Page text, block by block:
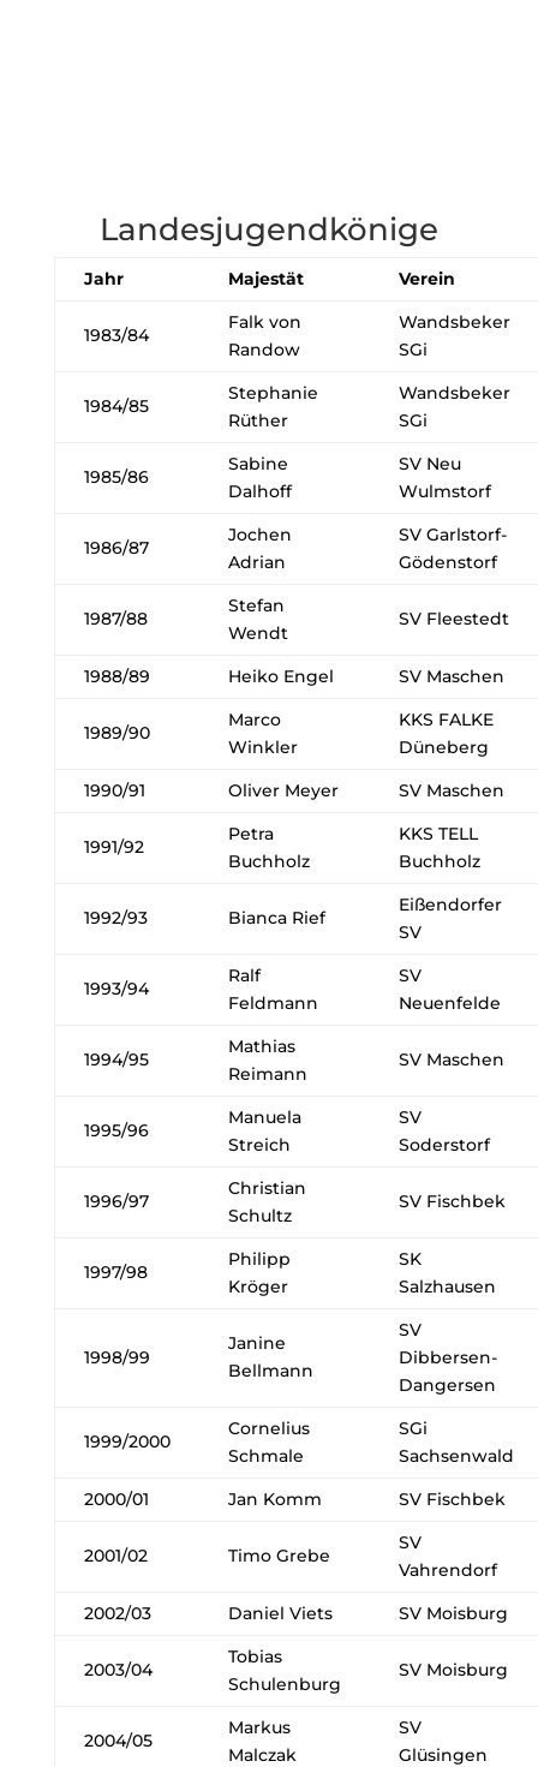
Landesjugendkönige
Jahr Majestät Verein
1983/84
Falk von
Randow
Wandsbeker
SGi
1984/85
Stephanie
Rüther
Wandsbeker
SGi
1985/86
Sabine
Dalhoff
SV Neu
Wulmstorf
1986/87
Jochen
Adrian
SV Garlstorf-
Gödenstorf
1987/88
Stefan
Wendt
SV Fleestedt
1988/89 Heiko Engel SV Maschen
1989/90
Marco
Winkler
KKS FALKE
Düneberg
1990/91
Oliver Meyer SV Maschen
1991/92
Petra
Buchholz
KKS TELL
Buchholz
1992/93 Bianca Rief
Eißendorfer
SV
1993/94
Ralf
Feldmann
SV
Neuenfelde
1994/95
Mathias
Reimann
SV Maschen
1995/96
Manuela
Streich
SV
Soderstorf
1996/97
Christian
Schultz
SV Fischbek
1997/98
Philipp
Kröger
SK
Salzhausen
1998/99
Janine
Bellmann
SV
Dibbersen-
Dangersen
1999/2000
Cornelius
Schmale
SGi
Sachsenwald
2000/01
Jan Komm SV Fischbek
2001/02 Timo Grebe
SV
Vahrendorf
2002/03
Daniel Viets SV Moisburg
2003/04
Tobias
Schulenburg
SV Moisburg
2004/05
Markus
Malczak
SV
Glüsingen